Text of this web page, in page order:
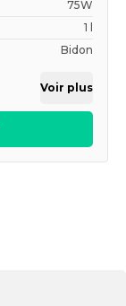
75W
1 l
Bidon
Voir plus